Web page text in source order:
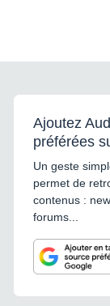
Ajoutez
préférées
Un geste
permet de
contenus :
forums...